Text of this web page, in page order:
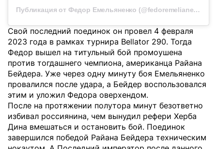
Публикация от Федор Емельяненко (@fedoremelianenkoofficial)
Свой последний поединок он провел 4 февраля
2023 года в рамках турнира Bellator 290. Тогда
Федор вышел на титульный бой промоушена
против тогдашнего чемпиона, американца Райана
Бейдера. Уже через одну минуту боя Емельяненко
провалился после удара, а Бейдер воспользовался
этим и уложил Федора оверхендом.
После на протяжении полутора минут безответно
избивал россиянина, чем вынудил рефери Херба
Дина вмешаться и остановить бой. Поединок
завершился победой Райана Бейдера техническим